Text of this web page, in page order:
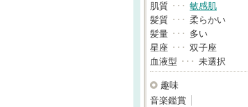
肌質 ･･･ 敏感肌
髪質 ･･･ 柔らかい
髪量 ･･･ 多い
星座 ･･･ 双子座
血液型 ･･･ 未選択
趣味
音楽鑑賞